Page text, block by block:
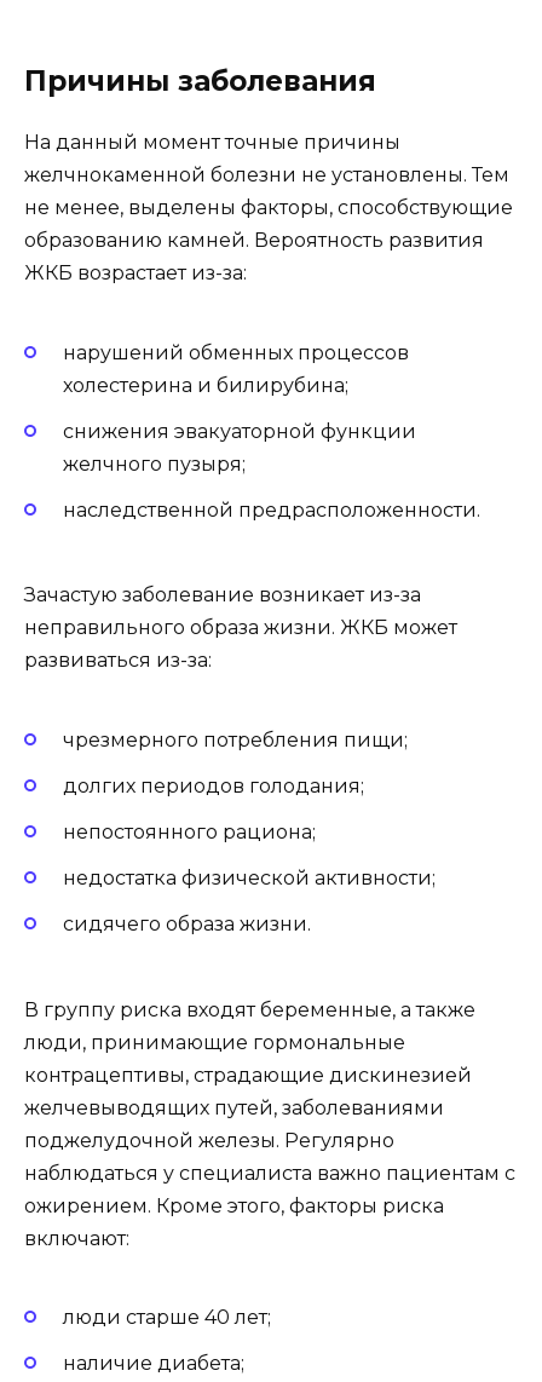
Причины заболевания
На данный момент точные причины
желчнокаменной болезни не установлены. Тем
не менее, выделены факторы, способствующие
образованию камней. Вероятность развития
ЖКБ возрастает из-за:
нарушений обменных процессов
холестерина и билирубина;
снижения эвакуаторной функции
желчного пузыря;
наследственной предрасположенности.
Зачастую заболевание возникает из-за
неправильного образа жизни. ЖКБ может
развиваться из-за:
чрезмерного потребления пищи;
долгих периодов голодания;
непостоянного рациона;
недостатка физической активности;
сидячего образа жизни.
В группу риска входят беременные, а также
люди, принимающие гормональные
контрацептивы, страдающие дискинезией
желчевыводящих путей, заболеваниями
поджелудочной железы. Регулярно
наблюдаться у специалиста важно пациентам с
ожирением. Кроме этого, факторы риска
включают:
люди старше 40 лет;
наличие диабета;